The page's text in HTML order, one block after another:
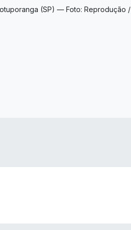
(SP) — Foto: Reprodução /